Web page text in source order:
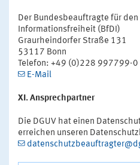
Der Bundesbeauftragte für
Informationsfreiheit (BfDI)
Graurheindorfer Straße 131
53117 Bonn
Telefon: +49 (0)228 997799-0
E-Mail
XI. Ansprechpartner
Die DGUV hat einen
erreichen unseren